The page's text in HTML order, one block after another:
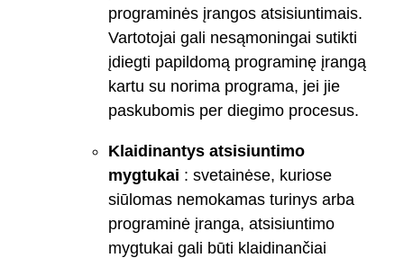
programinės įrangos atsisiuntimais.
Vartotojai gali nesąmoningai sutikti
įdiegti papildomą programinę įrangą
kartu su norima programa, jei jie
paskubomis per diegimo procesus.
Klaidinantys atsisiuntimo
mygtukai : svetainėse, kuriose
siūlomas nemokamas turinys arba
programinė įranga, atsisiuntimo
mygtukai gali būti klaidinančiai